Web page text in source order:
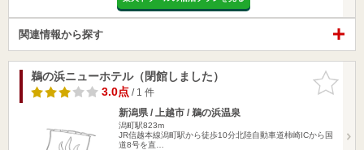
関連情報から探す
お気に入
りに追加
鵜の浜ニューホテル（閉館しました）
3.0点/ 1 件
新潟県 / 上越市 / 鵜の浜温泉
潟町駅823m
JR信越本線潟町駅から徒歩10分北陸自動車道柿崎ICから国
道8号を直…